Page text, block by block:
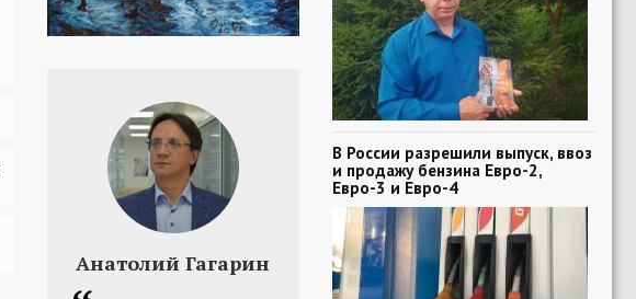
Анатолий Гагарин
В России разрешили выпуск, ввоз
и продажу бензина Евро-2,
Евро-3 и Евро-4